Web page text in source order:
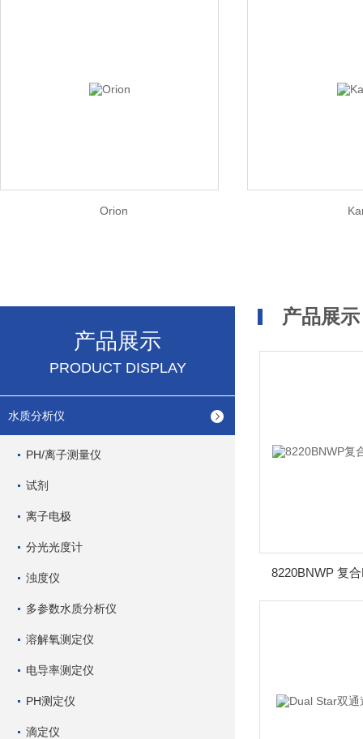
Orion
产品展示
PRODUCT DISPLAY
水质分析仪
PH/离子测量仪
试剂
离子电极
分光光度计
浊度仪
多参数水质分析仪
溶解氧测定仪
电导率测定仪
PH测定仪
滴定仪
产品展示
8220BNWP 复